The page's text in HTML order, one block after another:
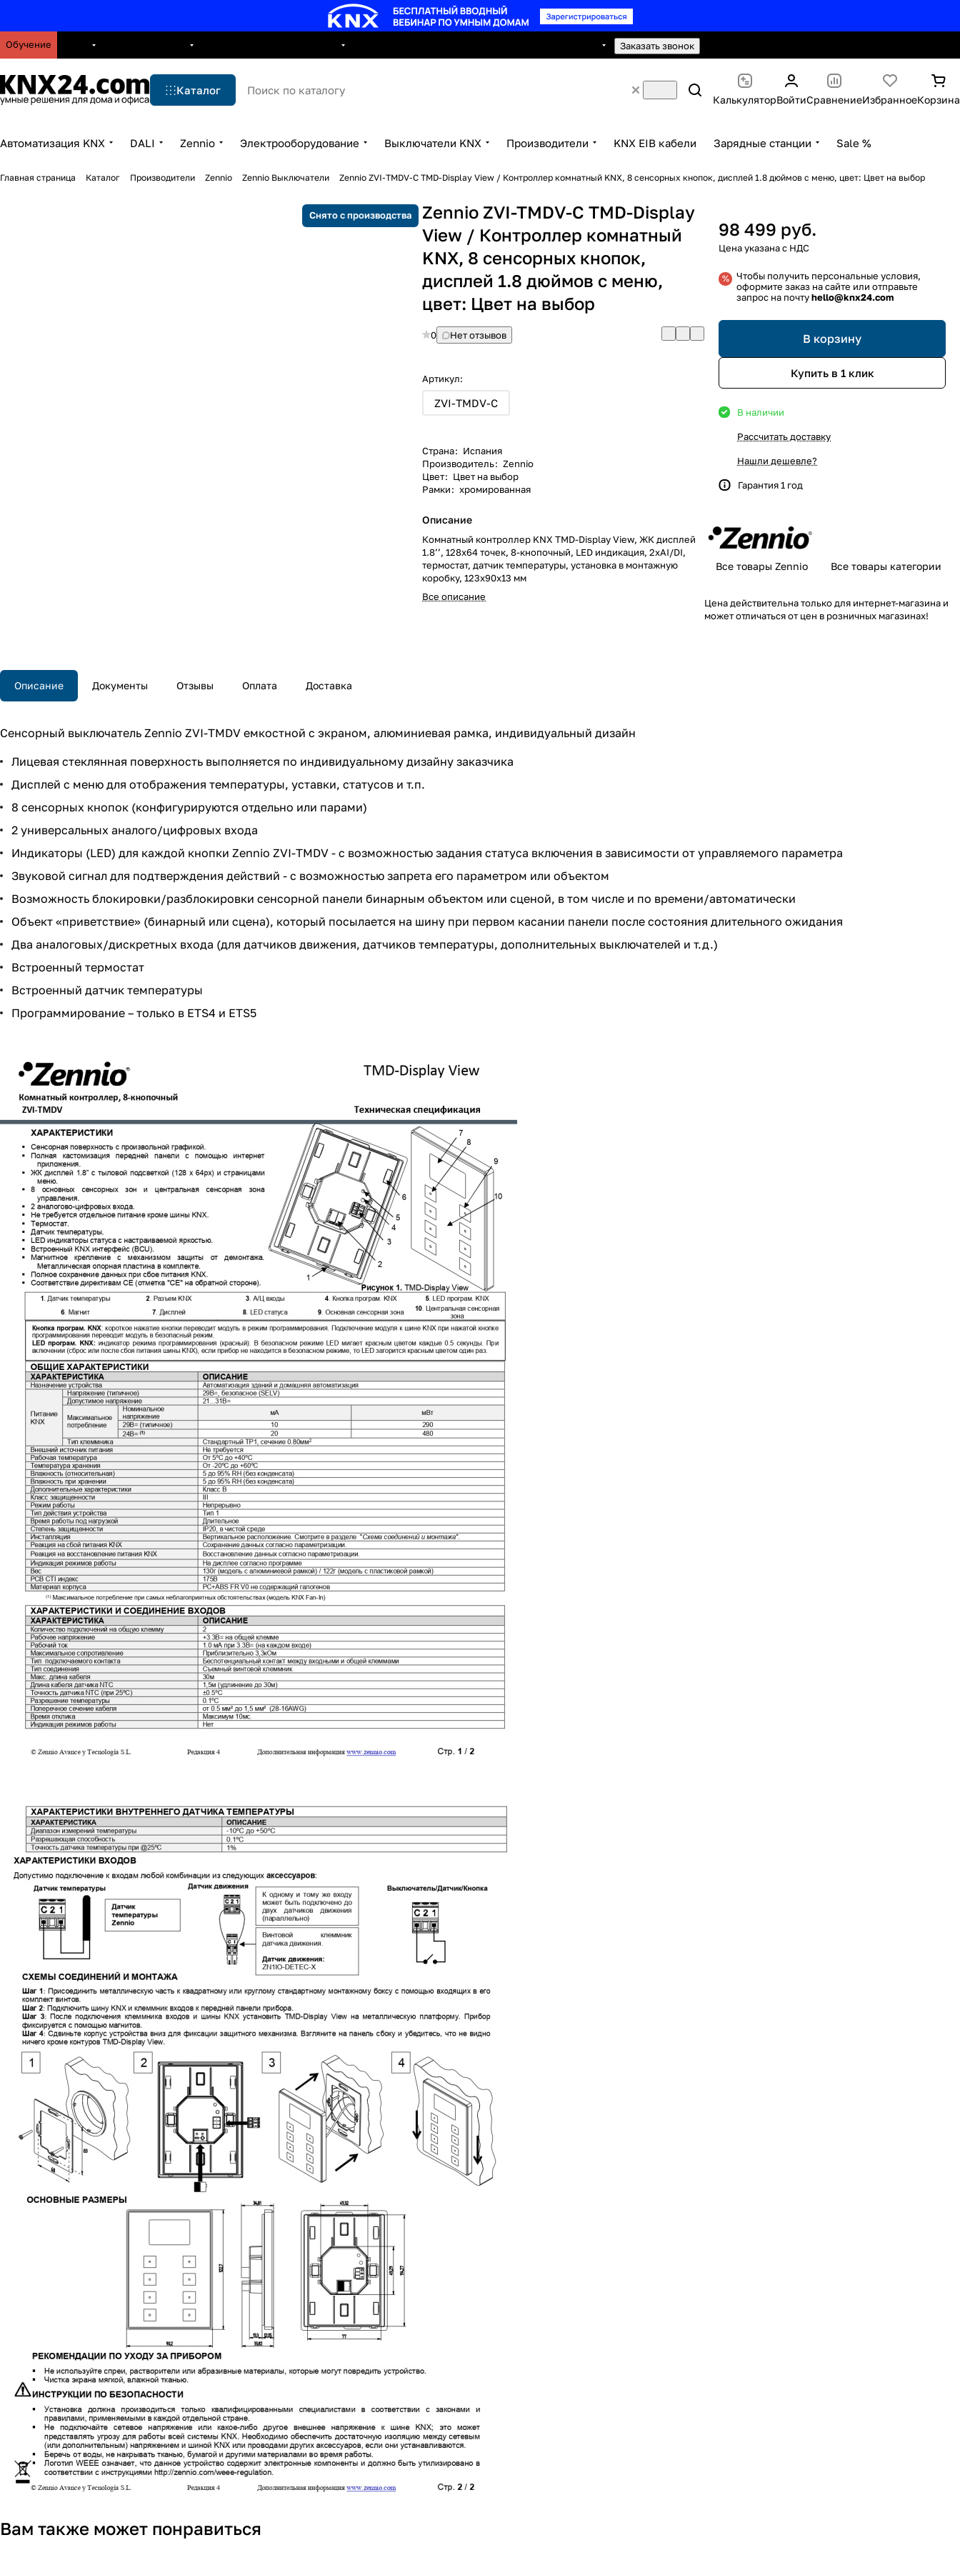
Обучение Заказать звонок
Каталог
КалькуляторВойтиСравнениеИзбранноеКорзина
Автоматизация KNX DALI Zennio Электрооборудование Выключатели KNX Производители KNX EIB кабели Зарядные станции Sale %
Главная страница Каталог Производители Zennio Zennio Выключатели Zennio ZVI-TMDV-C TMD-Display View / Контроллер комнатный KNX, 8 сенсорных кнопок, дисплей 1.8 дюймов с меню, цвет: Цвет на выбор
Снято с производства
Zennio ZVI-TMDV-C TMD-Display
View / Контроллер комнатный
KNX, 8 сенсорных кнопок,
дисплей 1.8 дюймов с меню,
цвет: Цвет на выбор
0 Нет отзывов
Артикул:
ZVI-TMDV-C
Страна: Испания
Производитель: Zennio
Цвет: Цвет на выбор
Рамки: хромированная
Описание
Комнатный контроллер KNX TMD-Display View, ЖК дисплей
1.8’’, 128х64 точек, 8-кнопочный, LED индикация, 2хAI/DI,
термостат, датчик температуры, установка в монтажную
коробку, 123х90х13 мм
Все описание
98 499 руб.
Чтобы получить персональные условия,
оформите заказ на сайте или отправьте
запрос на почтуhello@knx24.com
В корзину
Купить в 1 клик
В наличии
Рассчитать доставку
Нашли дешевле?
Гарантия 1 год
Все товары Zennio Все товары категории
Цена действительна только для интернет-магазина и
может отличаться от цен в розничных магазинах!
Описание Документы Отзывы Оплата Доставка
Сенсорный выключатель Zennio ZVI-TMDV емкостной с экраном, алюминиевая рамка, индивидуальный дизайн
Лицевая стеклянная поверхность выполняется по индивидуальному дизайну заказчика
Дисплей с меню для отображения температуры, уставки, статусов и т.п.
8 сенсорных кнопок (конфигурируются отдельно или парами)
2 универсальных аналого/цифровых входа
Индикаторы (LED) для каждой кнопки Zennio ZVI-TMDV - с возможностью задания статуса включения в зависимости от управляемого параметра
Звуковой сигнал для подтверждения действий - с возможностью запрета его параметром или объектом
Возможность блокировки/разблокировки сенсорной панели бинарным объектом или сценой, в том числе и по времени/автоматически
Объект «приветствие» (бинарный или сцена), который посылается на шину при первом касании панели после состояния длительного ожидания
Два аналоговых/дискретных входа (для датчиков движения, датчиков температуры, дополнительных выключателей и т.д.)
Встроенный термостат
Встроенный датчик температуры
Программирование – только в ETS4 и ETS5
Вам также может понравиться